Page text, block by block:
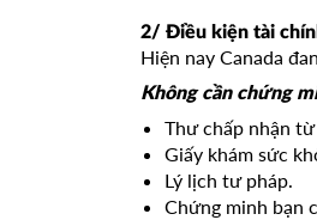
2/ Điều kiện tài
Hiện nay Canada
Không cần chứng
Thư chấp nhận
Giấy khám sức
Lý lịch tư pháp.
Chứng minh bạn